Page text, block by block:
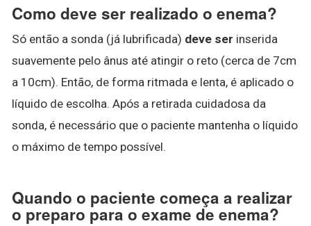
Como deve ser realizado o enema?
Só então a sonda (já lubrificada) deve ser inserida
suavemente pelo ânus até atingir o reto (cerca de 7cm
a 10cm). Então, de forma ritmada e lenta, é aplicado o
líquido de escolha. Após a retirada cuidadosa da
sonda, é necessário que o paciente mantenha o líquido
o máximo de tempo possível.
Quando o paciente começa a realizar
o preparo para o exame de enema?